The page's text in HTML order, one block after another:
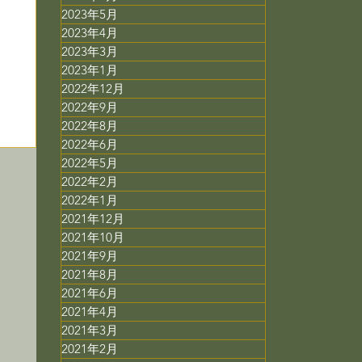
2023年5月
2023年4月
2023年3月
2023年1月
2022年12月
2022年9月
2022年8月
2022年6月
2022年5月
2022年2月
2022年1月
2021年12月
2021年10月
2021年9月
2021年8月
2021年6月
2021年4月
2021年3月
2021年2月